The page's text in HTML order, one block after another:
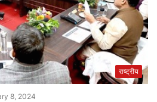
राष्ट्रीय
8, 2024